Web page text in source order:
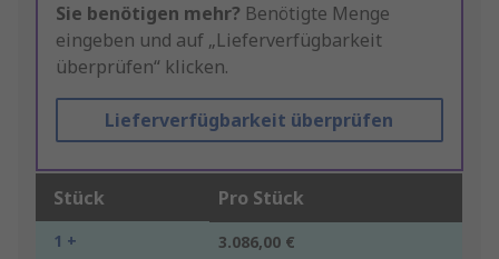
Sie benötigen mehr? Benötigte Menge
eingeben und auf „Lieferverfügbarkeit
überprüfen“ klicken.
Lieferverfügbarkeit überprüfen
Stück Pro Stück
1 + 3.086,00 €